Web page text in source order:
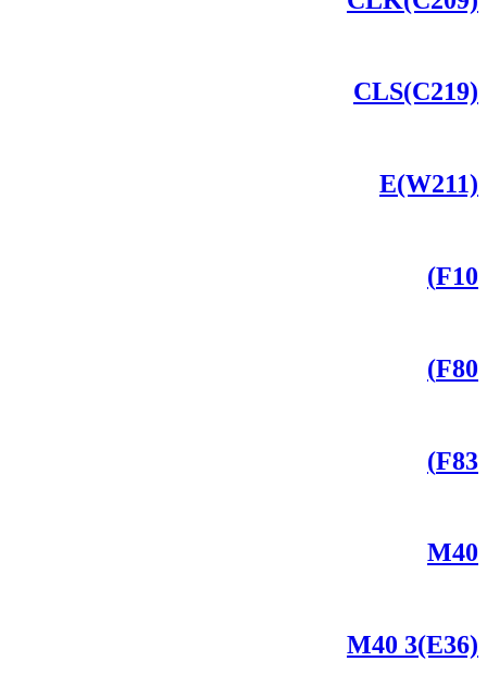
CLS(C219)
E(W211)
F10)
F80)
F83)
M40
M40 3(E36)